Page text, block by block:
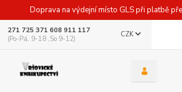
Doprava na výdejní místo GLS při platbě
CZK
271 725 371 608 911 117
(Po-Pá, 9-18 ,So 9-12)